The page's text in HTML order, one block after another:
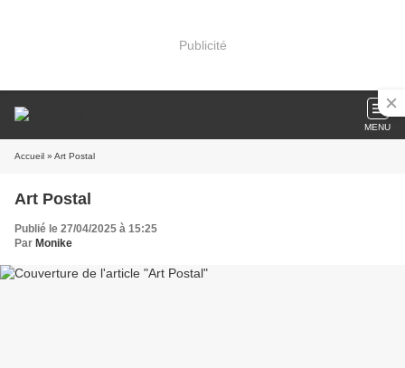
Publicité
MENU
Accueil » Art Postal
Art Postal
Publié le 27/04/2025 à 15:25
Par Monike